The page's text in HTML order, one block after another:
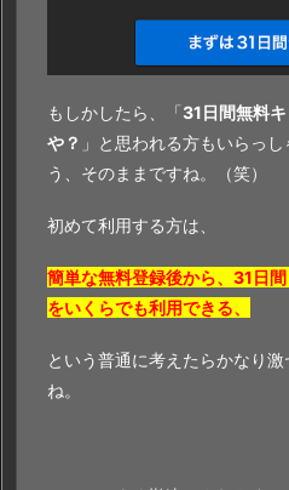
もしかしたら、「31日間無料
や？ 」と思われる方もいらっ
う、そのままですね。（笑）
初めて利用する方は、
簡単な無料登録後から、31日
をいくらでも利用できる、
という普通に考えたらかなり
ね。